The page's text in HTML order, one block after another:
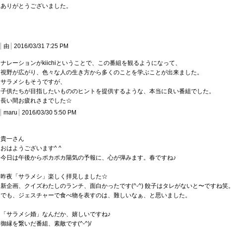
ありがとうございました。
由 2016/03/31 7:25 PM
ナレーションがkiichiということで、この番組を観るようになって、
視野が広がり、色々な人の生き方から多くのことを学ぶことが出来ました。
サラメシもそうですが、
子供たちが目指したいもののヒントを提供するような、本当に良い番組でした。
長い間お疲れさまでした☆
maru
2016/03/30 5:50 PM
貴一さん
おはようございます^ ^
今日は午後からポカポカ陽気の予報に、心が弾みます。春ですね♪
昨夜「サラメシ」楽しく拝見しました☆
新企画、クイズわたしのランチ、面白かったです(^-^) 餃子はタレがないと〜ですね笑。
でも、ジェスチャーで食べ物を表すのは、難しいなぁ、と思いました。
「サラメシ婚」なんだか、嬉しいですね♪
御縁を繋いだ番組、素敵です(^-^)/